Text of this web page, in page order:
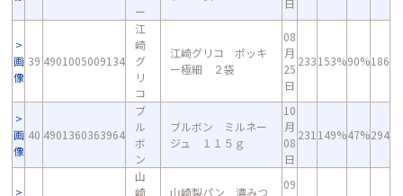
ー
日
画
像
39 4901005009134
江
崎
グ
リ
コ
江崎グリコ ポッキ
ー極細 ２袋
08
月
25
日
233153%90%186
画
像
40 4901360363964
ブ
ル
ボ
ン
ブルボン ミルネー
ジュ １１５ｇ
10
月
08
日
231 149%47%294
山
崎
山崎製パン 濃みつ
09